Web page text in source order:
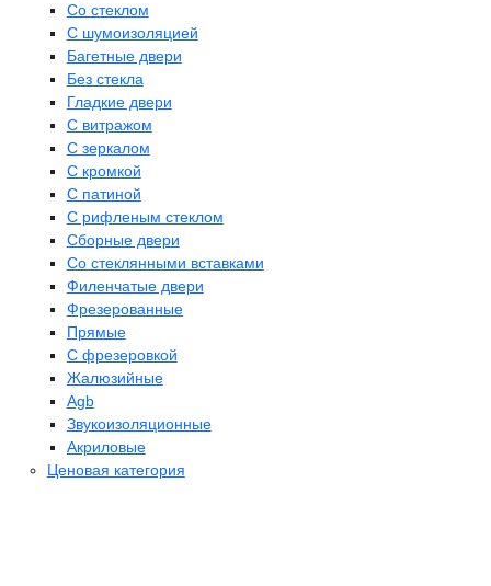
Со стеклом
C шумоизоляцией
Багетные двери
Без стекла
Гладкие двери
С витражом
С зеркалом
С кромкой
С патиной
С рифленым стеклом
Сборные двери
Со стеклянными вставками
Филенчатые двери
Фрезерованные
Прямые
С фрезеровкой
Жалюзийные
Agb
Звукоизоляционные
Акриловые
Ценовая категория